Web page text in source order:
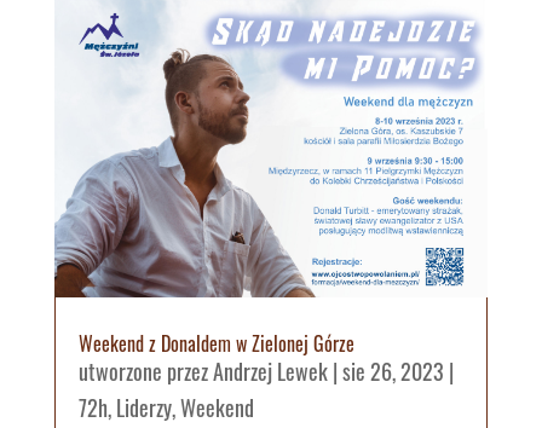
Weekend z Donaldem w Zielonej Górze
utworzone przezAndrzej Lewek|sie 26, 2023 |
72h,Liderzy,Weekend